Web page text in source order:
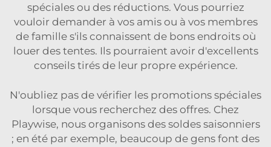
spéciales ou des réductions. Vous pourriez
vouloir demander à vos amis ou à vos membres
de famille s'ils connaissent de bons endroits où
louer des tentes. Ils pourraient avoir d'excellents
conseils tirés de leur propre expérience.
N'oubliez pas de vérifier les promotions spéciales
lorsque vous recherchez des offres. Chez
Playwise, nous organisons des soldes saisonniers
; en été par exemple, beaucoup de gens font des